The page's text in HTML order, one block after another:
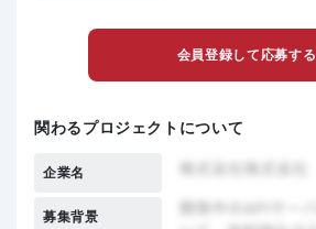
会員登録して応募する
関わるプロジェクトについて
企業名
募集背景